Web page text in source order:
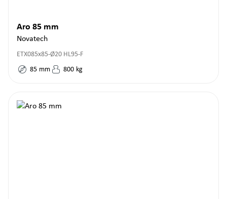
Aro 85 mm
Novatech
ETX085x85-Ø20 HL95-F
85 mm 800 kg